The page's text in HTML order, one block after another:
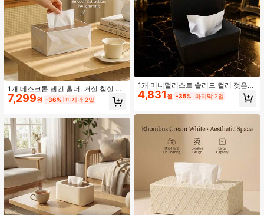
1개 데스크톱 냅킨 홀더, 거실 침실 티
슈 박스 장식, 다양한 색상 옵션, 양면
창의적 디자인, 거실/침실/주방/사무
고 깔끔하게 유지
7,299원 -36% 마지막 2일
1개 미니멀리스트 솔리드 컬러 젖은
티슈 박스, 패션 INS 크림 스타일, [플
립 커버 디자인] 티슈 박스, 밀봉 링 방
적합, 데스크탑 수납, 욕실 티슈 홀더,
욕실, 거실, 침실, 사무실에 적용 가능
4,831 원 -35% 마지막 2일